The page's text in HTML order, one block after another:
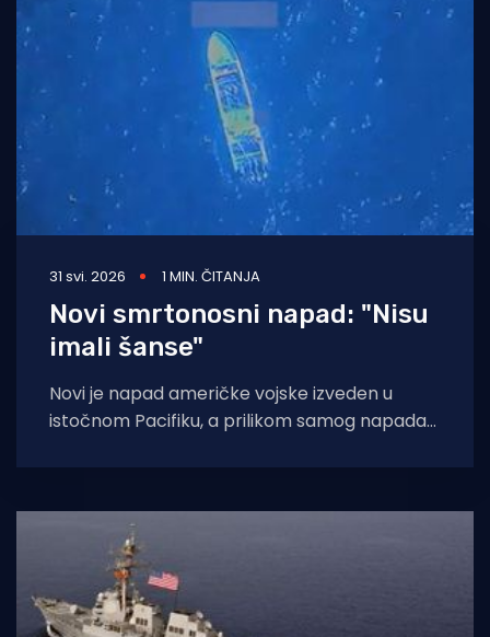
Turizam i nautika
Pomorstvo
Ekologija
Tradicija i kultura
31 svi. 2026 1 MIN. ČITANJA
Novi smrtonosni napad: "Nisu
imali šanse"
Novi je napad američke vojske izveden u
istočnom Pacifiku, a prilikom samog napada